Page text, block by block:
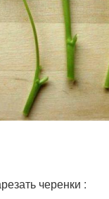
черенки :